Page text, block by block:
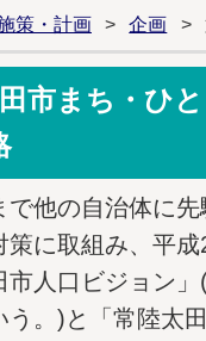
策・計画 > 企画 >
市まち・ひ
で他の自治体に
策に取組み、平成
市人口ビジョン」
う。)と「常陸太